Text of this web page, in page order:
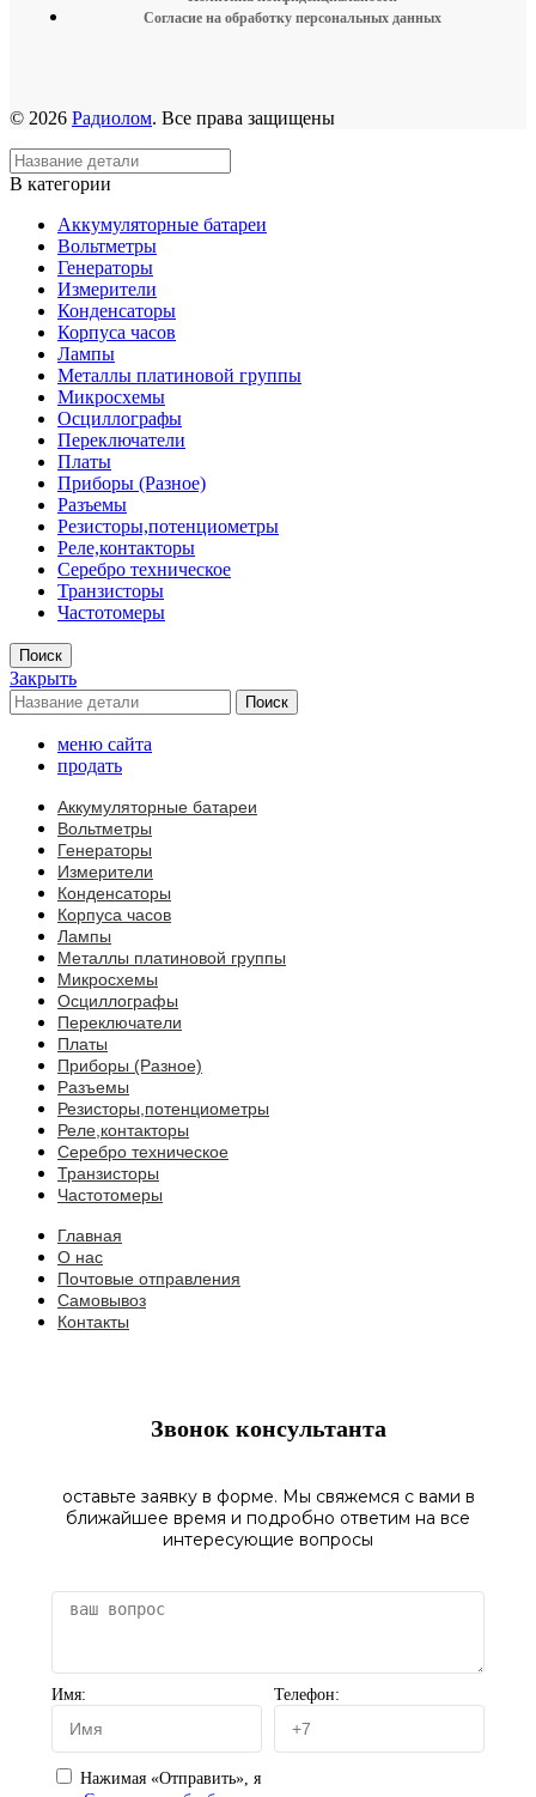
Согласие на обработку персональных данных
© 2026 Радиолом. Все права защищены
В категории
Аккумуляторные батареи
Вольтметры
Генераторы
Измерители
Конденсаторы
Корпуса часов
Лампы
Металлы платиновой группы
Микросхемы
Осциллографы
Переключатели
Платы
Приборы (Разное)
Разъемы
Резисторы,потенциометры
Реле,контакторы
Серебро техническое
Транзисторы
Частотомеры
Поиск
Закрыть
Поиск
меню сайта
продать
Аккумуляторные батареи
Вольтметры
Генераторы
Измерители
Конденсаторы
Корпуса часов
Лампы
Металлы платиновой группы
Микросхемы
Осциллографы
Переключатели
Платы
Приборы (Разное)
Разъемы
Резисторы,потенциометры
Реле,контакторы
Серебро техническое
Транзисторы
Частотомеры
Главная
О нас
Почтовые отправления
Самовывоз
Контакты
Звонок консультанта
оставьте заявку в форме. Мы свяжемся с вами в
ближайшее время и подробно ответим на все
интересующие вопросы
Имя: Телефон:
Нажимая «Отправить», я